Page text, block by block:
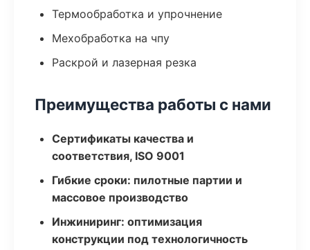
Термообработка и упрочнение
Мехобработка на чпу
Раскрой и лазерная резка
Преимущества работы с нами
Сертификаты качества и
соответствия, ISO 9001
Гибкие сроки: пилотные партии и
массовое производство
Инжиниринг: оптимизация
конструкции под технологичность